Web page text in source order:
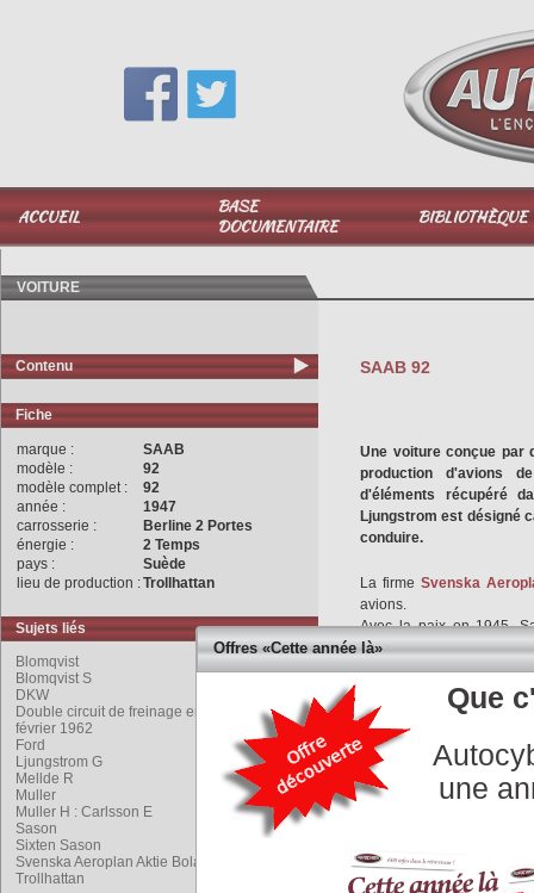
ACCUEIL
BASE
DOCUMENTAIRE
BIBLIOTHÈQUE
06 51 040 025
VOITURE
Contenu
Fiche
marque :
SAAB
modèle :
92
modèle complet :
92
année :
1947
carrosserie :
Berline 2 Portes
énergie :
2 Temps
pays :
Suède
lieu de production :Trollhattan
Sujets liés
Blomqvist
Blomqvist S
DKW
Double circuit de freinage en diagonale en
février 1962
Ford
Ljungstrom G
Mellde R
Muller
Muller H : Carlsson E
Sason
Sixten Sason
Svenska Aeroplan Aktie Bolaget
Trollhattan
SAAB 92
Une voiture conçue par
production d'avions
d'éléments récupéré
Ljungstrom est désigné
conduire.
La firmeSvenska
avions.
Avec la paix en 1945,
baisse des commandes
Le projet est confié à
conduire. Il s’inspire
voiture moderne à ‘fond
Ljungstrom est secondé
L’ingénieur motoriste
Saab 92, est séduit par
plus commode à mettre
ingénieurs de
cocktail de sophistication
Offres «Cette année là»
Que
une